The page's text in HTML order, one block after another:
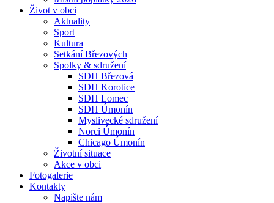
Život v obci
Aktuality
Sport
Kultura
Setkání Březových
Spolky & sdružení
SDH Březová
SDH Korotice
SDH Lomec
SDH Úmonín
Myslivecké sdružení
Norci Úmonín
Chicago Úmonín
Životní situace
Akce v obci
Fotogalerie
Kontakty
Napište nám